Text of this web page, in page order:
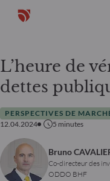
L’heure de
dettes
PERSPECTIVES DE
12.04.2024
5 minutes
Bruno
Co-directeur des
ODDO BHF